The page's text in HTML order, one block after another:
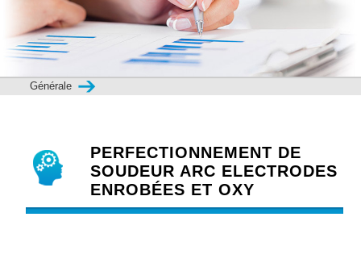
Générale
PERFECTIONNEMENT DE
SOUDEUR ARC ELECTRODES
ENROBÉES ET OXY